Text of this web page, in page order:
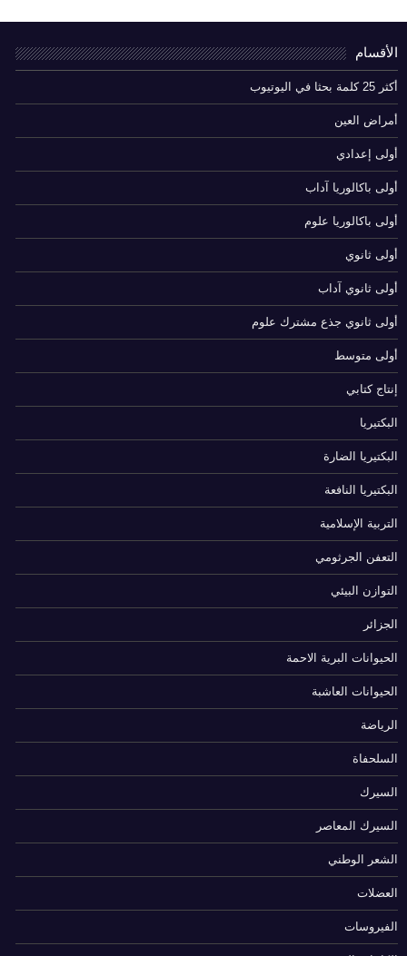
الأقسام
أكثر 25 كلمة بحثا في اليوتيوب
أمراض العين
أولى إعدادي
أولى باكالوريا آداب
أولى باكالوريا علوم
أولى ثانوي
أولى ثانوي آداب
أولى ثانوي جذع مشترك علوم
أولى متوسط
إنتاج كتابي
البكتيريا
البكتيريا الضارة
البكتيريا النافعة
التربية الإسلامية
التعفن الجرثومي
التوازن البيئي
الجزائر
الحيوانات البرية الاحمة
الحيوانات العاشبة
الرياضة
السلحفاة
السيرك
السيرك المعاصر
الشعر الوطني
العضلات
الفيروسات